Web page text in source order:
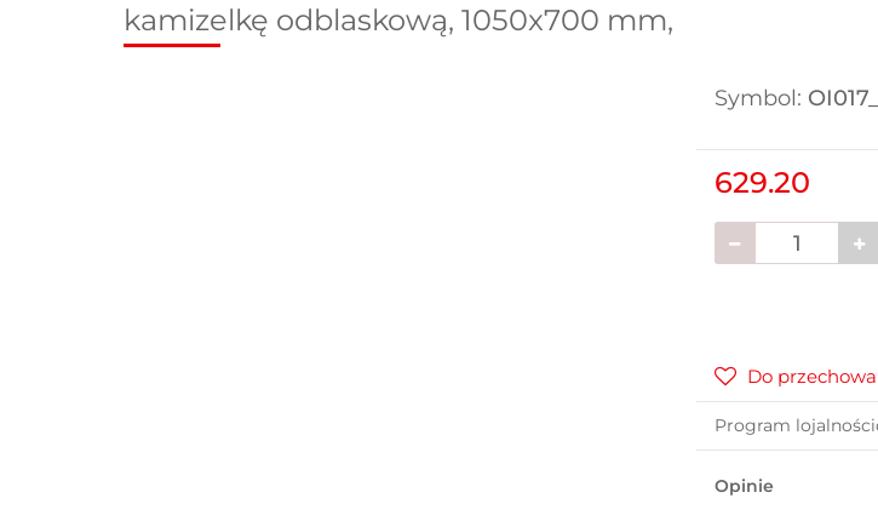
kamizelkę odblaskową, 1050x700 mm,
Symbol:
629.20
Do
Program
Opinie